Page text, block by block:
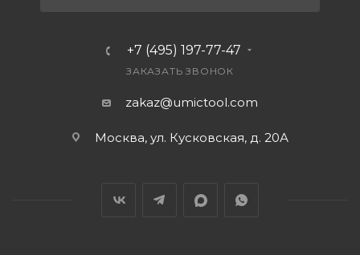
+7 (495) 197-77-47
ЗАКАЗАТЬ ЗВОНОК
zakaz@umictool.com
Москва, ул. Кусковская, д. 20А